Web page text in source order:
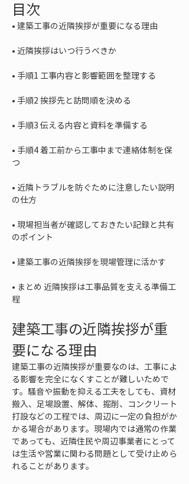
目次
•
•
•
•
•
• 手順4 着工前から工事中まで連絡体制を保
• 近隣トラブルを防ぐために注意したい説明
• 現場担当者が確認しておきたい記録と共有
•
• まとめ 近隣挨拶は工事品質を支える準備工
程
建築工事の近隣挨拶が重
要になる理由
建築工事の近隣挨拶が重要なのは、工事によ
る影響を完全になくすことが難しいためで
す。騒音や振動を抑える工夫をしても、資材
搬入、足場設置、解体、掘削、コンクリート
打設などの工程では、周辺に一定の負担がか
かる場合があります。現場内では通常の作業
であっても、近隣住民や周辺事業者にとって
は生活や営業に関わる問題として受け止めら
れることがあります。